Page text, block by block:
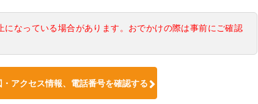
なっている場合があります。おでかけの際は事前にご確認
・アクセス情報、電話番号を確認する